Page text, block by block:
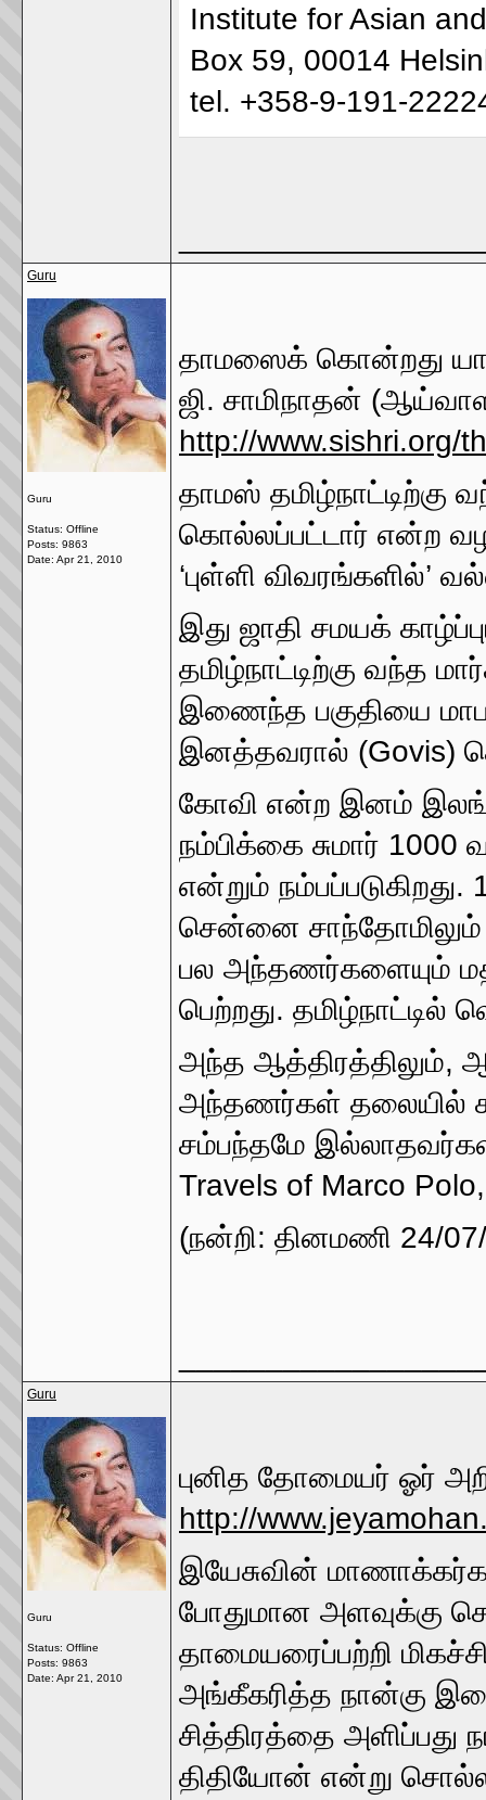
Institute for Asian
Box 59, 00014
tel. +358-9-191-
Guru
Guru
Status: Offline
Posts: 9863
Date: Apr 21, 2010
தாமஸைக் கொன்றது
ஜி. சாமிநாதன்
http://www.sishri.org/
தாமஸ்
கொல்லப்பட்டார் என்ற
‘புள்ளி
இது ஜாதி சமயக்
தமிழ்நாட்டிற்கு வந்த
இணைந்த பகுதியை
இனத்தவரால் (Govis)
கோவி என்ற இனம்
நம்பிக்கை சுமார்
என்றும்
சென்னை சாந்தோமிலும்
பல அந்தணர்களையும்
பெற்றது. தமிழ்நாட்டில்
அந்த ஆத்திரத்திலும்,
அந்தணர்கள் தலையில்
சம்பந்தமே
Travels of Marco
(நன்றி: தினமணி 24/
Guru
Guru
Status: Offline
Posts: 9863
Date: Apr 21, 2010
புனித தோமையர் ஓர்
http://
இயேசுவின்
போதுமான அளவுக்கு
தாமையரைப்பற்றி
அங்கீகரித்த நான்கு
சித்திரத்தை
திதியோன் என்று